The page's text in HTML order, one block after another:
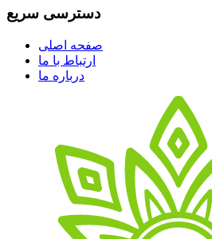
دسترسی سریع
صفحه اصلی
ارتباط با ما
درباره ما